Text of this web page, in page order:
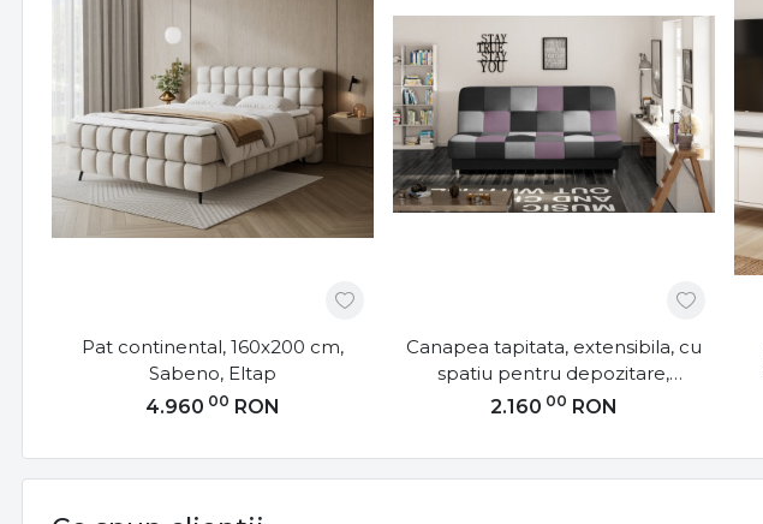
Pat continental, 160x200 cm,
Sabeno, Eltap
4.960 00 RON
Canapea tapitata, extensibila, cu
spatiu pentru depozitare,
192x90x90 cm, Cayo, Eltap
2.160 00 RON